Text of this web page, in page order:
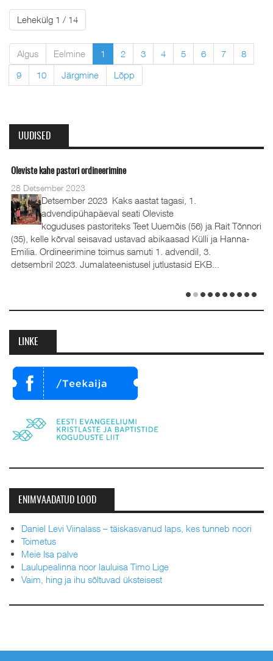
Lehekülg 1 / 14
Algus Eelmine 1 2 3 4 5 6 7
8
9
10 Järgmine Lõpp
UUDISED
Oleviste kahe pastori ordineerimine
28 Detsember 2023
Detsember 2023 Kaks aastat tagasi, 1.
advendipühapäeval seati Oleviste
koguduses pastoriteks Teet Uuemõis (56) ja Rait Tõnnori
(35), kelle kõrval seisavad ustavad abikaasad Külli ja Hanna-
Emilia. Ordineerimine toimus samuti 1. advendil, 3.
detsembril 2023. Jumalateenistusel jutlustasid EKB...
LINKE
ENIMVAADATUD LOOD
Daniel Levi Viinalass – täiskasvanud laps, kes tunneb noori
Toimetus
Meie Isa palve
Laulupealinna noor lauluisa Timo Lige
Vaim, hing ja ihu sõltuvad üksteisest